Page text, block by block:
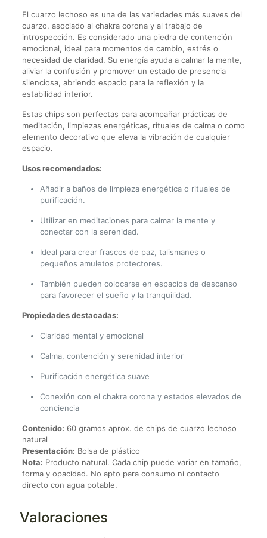
El cuarzo lechoso es una de las variedades más suaves del
cuarzo, asociado al chakra corona y al trabajo de
introspección. Es considerado una piedra de contención
emocional, ideal para momentos de cambio, estrés o
necesidad de claridad. Su energía ayuda a calmar la mente,
aliviar la confusión y promover un estado de presencia
silenciosa, abriendo espacio para la reflexión y la
estabilidad interior.
Estas chips son perfectas para acompañar prácticas de
meditación, limpiezas energéticas, rituales de calma o como
elemento decorativo que eleva la vibración de cualquier
espacio.
Usos recomendados:
Añadir a baños de limpieza energética o rituales de
purificación.
Utilizar en meditaciones para calmar la mente y
conectar con la serenidad.
Ideal para crear frascos de paz, talismanes o
pequeños amuletos protectores.
También pueden colocarse en espacios de descanso
para favorecer el sueño y la tranquilidad.
Propiedades destacadas:
Claridad mental y emocional
Calma, contención y serenidad interior
Purificación energética suave
Conexión con el chakra corona y estados elevados de
conciencia
Contenido: 60 gramos aprox. de chips de cuarzo lechoso
natural
Presentación: Bolsa de plástico
Nota: Producto natural. Cada chip puede variar en tamaño,
forma y opacidad. No apto para consumo ni contacto
directo con agua potable.
Valoraciones